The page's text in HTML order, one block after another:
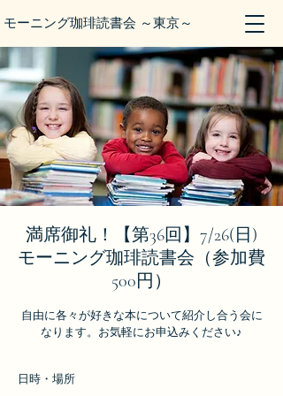
モーニング珈琲読書会 ～東京～
満席御礼！【第36回】7/26(日)
モーニング珈琲読書会（参加費
500円）
自由に各々が好きな本について紹介し合う会に
なります。お気軽にお申込みください♪
日時・場所